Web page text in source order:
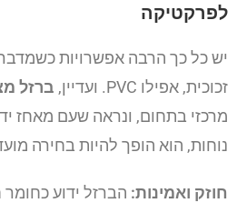
לפרקטיקה
יש כל כך הרבה אפשרויות
זכוכית, אפילו PVC. ועדיין,
ברזל
מרכזי בתחום, ונראה שעם מאחז
נוחות, הוא הופך להיות בחירה
חוזק ואמינות: הברזל ידוע